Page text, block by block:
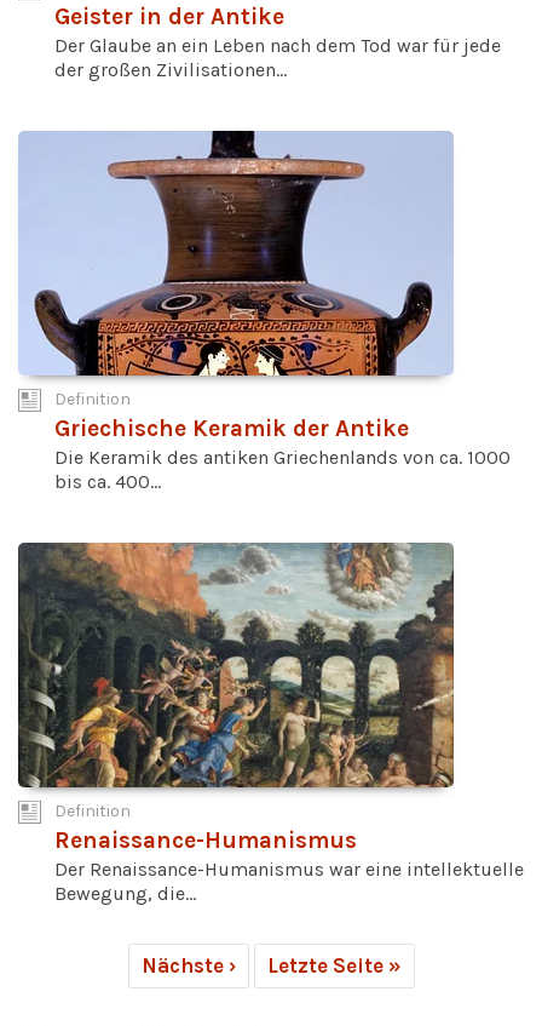
Geister in der Antike
Der Glaube an ein Leben nach dem Tod war für jede
der großen Zivilisationen...
Definition
Griechische Keramik der Antike
Die Keramik des antiken Griechenlands von ca. 1000
bis ca. 400...
Definition
Renaissance-Humanismus
Der Renaissance-Humanismus war eine intellektuelle
Bewegung, die...
Nächste › Letzte Seite »